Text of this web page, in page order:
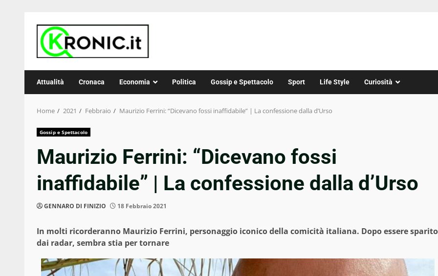
content
Attualità Cronaca Economia Politica Gossip e Spettacolo Sport Life Style Curiosità
Home 2021 Febbraio Maurizio Ferrini: “Dicevano fossi inaffidabile” | La confessione dalla d’Urso
Gossip e Spettacolo
Maurizio Ferrini: “Dicevano fossi
inaffidabile” | La confessione dalla d’Urso
GENNARO DI FINIZIO 18 Febbraio 2021
In molti ricorderanno Maurizio Ferrini, personaggio iconico della comicità italiana. Dopo essere sparito
dai radar, sembra stia per tornare